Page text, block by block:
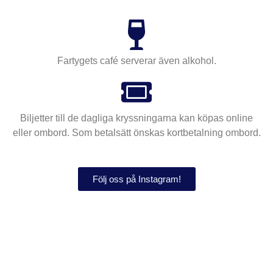
Fartygets café serverar även alkohol.
Biljetter till de dagliga kryssningarna kan köpas online
eller ombord. Som betalsätt önskas kortbetalning ombord.
Följ oss på Instagram!